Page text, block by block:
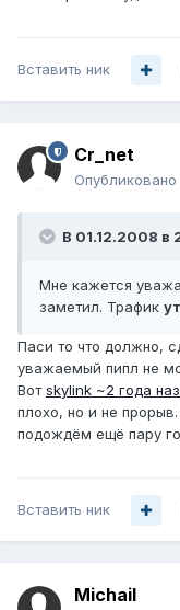
Вставить ник
Cr_net
Опубликовано
В 01.12.2008 в
Мне кажется
заметил. Трафик
Паси то что должно,
уважаемый пипл не
Вотskylink ~2 года
плохо, но и не
подождём ещё пару
Вставить ник
Michail